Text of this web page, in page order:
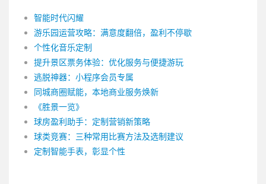
智能时代闪耀
游乐园运营攻略：满意度翻倍，盈利不停歇
个性化音乐定制
提升景区票务体验：优化服务与便捷游玩
逃脱神器：小程序会员专属
同城商圈赋能，本地商业服务焕新
《胜景一览》
球房盈利助手：定制营销新策略
球类竞赛：三种常用比赛方法及选制建议
定制智能手表，彰显个性